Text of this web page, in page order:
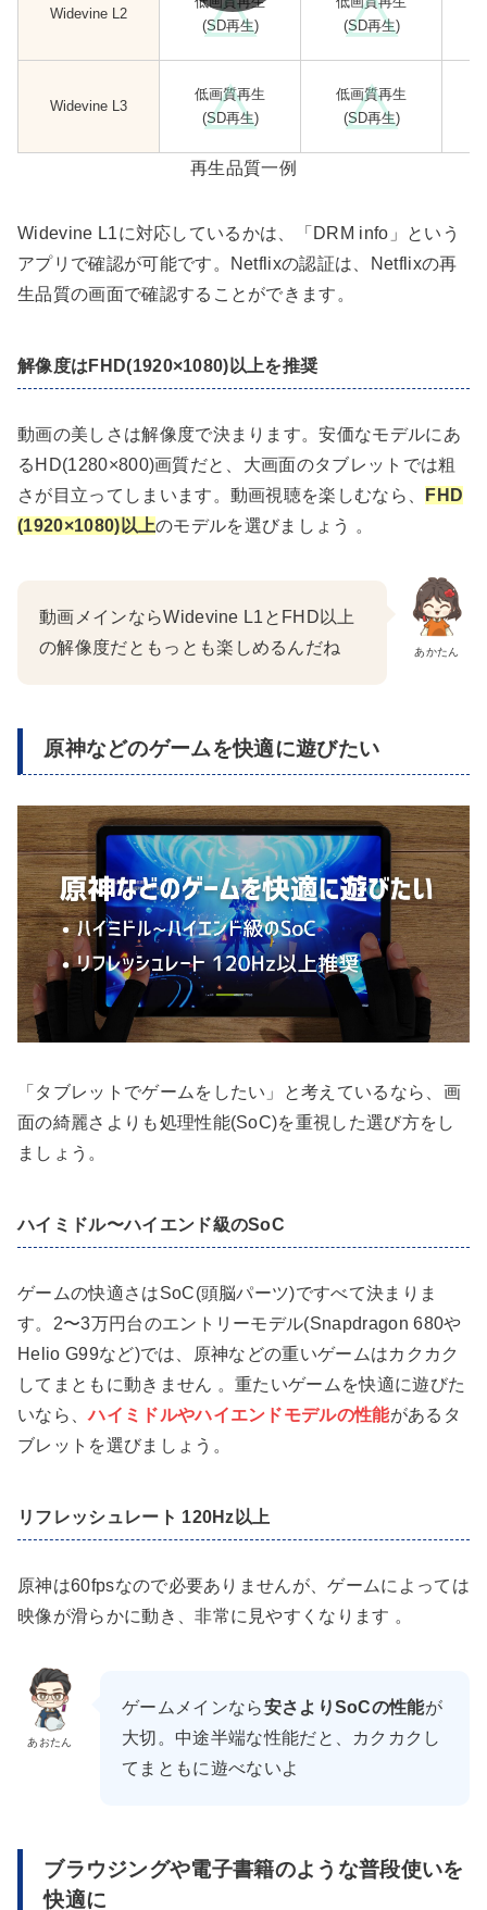
Widevine L2
(SD再生)
(SD再生)
Widevine L3
低画質再生
(SD再生)
低画質再生
(SD再生)
再生品質一例
Widevine L1に対応しているかは、「DRM info」という
アプリで確認が可能です。Netflixの認証は、Netflixの再
生品質の画面で確認することができます。
解像度はFHD(1920×1080)以上を推奨
動画の美しさは解像度で決まります。安価なモデルにあ
るHD(1280×800)画質だと、大画面のタブレットでは粗
さが目立ってしまいます。動画視聴を楽しむなら、
FHD
(1920×1080)以上のモデルを選びましょう 。
あかたん
動画メインならWidevine L1とFHD以上
の解像度だともっとも楽しめるんだね
原神などのゲームを快適に遊びたい
「タブレットでゲームをしたい」と考えているなら、画
面の綺麗さよりも処理性能(SoC)を重視した選び方をし
ましょう。
ハイミドル〜ハイエンド級のSoC
ゲームの快適さはSoC(頭脳パーツ)ですべて決まりま
す。2〜3万円台のエントリーモデル(Snapdragon 680や
Helio G99など)では、原神などの重いゲームはカクカク
してまともに動きません 。重たいゲームを快適に遊びた
いなら、ハイミドルやハイエンドモデルの性能があるタ
ブレットを選びましょう。
リフレッシュレート 120Hz以上
原神は60fpsなので必要ありませんが、ゲームによっては
映像が滑らかに動き、非常に見やすくなります 。
あおたん
ゲームメインなら安さよりSoCの性能が
大切。中途半端な性能だと、カクカクし
てまともに遊べないよ
ブラウジングや電子書籍のような普段使いを
快適に